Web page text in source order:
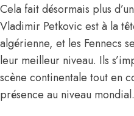
Cela fait désormais plus
Vladimir Petkovic est à la
algérienne, et les Fennecs
leur meilleur niveau. Ils
scène continentale tout en
présence au niveau mondial.